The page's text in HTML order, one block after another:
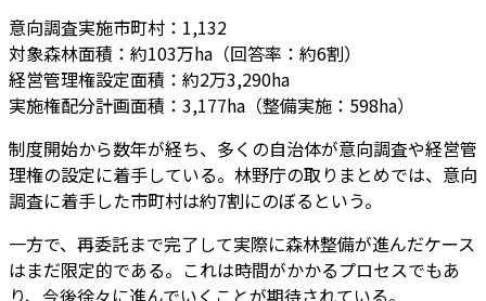
意向調査実施市町村：1,132
対象森林面積：約103万ha（回答率：約6割）
経営管理権設定面積：約2万3,290ha
実施権配分計画面積：3,177ha（整備実施：598ha）
制度開始から数年が経ち、多くの自治体が意向調査や経営管
理権の設定に着手している。林野庁の取りまとめでは、意向
調査に着手した市町村は約7割にのぼるという。
一方で、再委託まで完了して実際に森林整備が進んだケース
はまだ限定的である。これは時間がかかるプロセスでもあ
り、今後徐々に進んでいくことが期待されている。